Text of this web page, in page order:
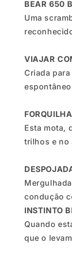
BEAR 650
Uma
VIAJAR
Criada
Esta mota,
trilhos e no
condução
INSTINTO
Quando
que o